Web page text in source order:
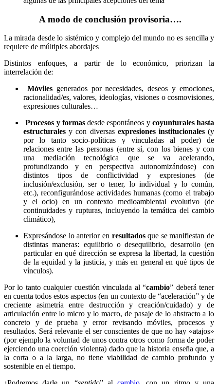
A modo de conclusión provisoria….
La mirada desde lo sistémico y complejo del mundo no es sencilla y
requiere de múltiples abordajes
Distintos enfoques, a partir de lo económico, priorizan la
interrelación de:
Móviles generados por necesidades, deseos y emociones,
racionalidad/es, valores, ideologías, visiones o cosmovisiones,
expresiones culturales…
Procesos y formas desde espontáneos y coyunturales hasta
estructuralesy con diversas expresiones institucionales(y
por lo tanto socio-políticas y vinculadas al poder) de
relaciones entre las personas (entre sí, con los bienes y con
una mediación tecnológica que se va acelerando,
profundizando y en perspectiva autonomizándose) con
distintos tipos de conflictividad y expresiones (de
inclusión/exclusión, ser o tener, lo individual y lo común,
etc.), reconfigurándose actividades humanas (como el trabajo
y el ocio) en un contexto medioambiental evolutivo (de
continuidades y rupturas, incluyendo la temática del cambio
climático),
Expresándose lo anterior en resultadosque se manifiestan de
distintas maneras: equilibrio o desequilibrio, desarrollo (en
particular en qué dirección se expresa la libertad, la cuestión
de la equidad y la justicia, y más en general en qué tipos de
vínculos).
Por lo tanto cualquier cuestión vinculada al “cambio” deberá tener
en cuenta todos estos aspectos (en un contexto de “aceleración” y de
creciente asimetría entre destrucción y creación/cuidado) y de
articulación entre lo micro y lo macro, de pasaje de lo abstracto a lo
concreto y de prueba y error revisando móviles, procesos y
resultados. Será relevante el ser conscientes de que no hay «atajos»
(por ejemplo la voluntad de unos contra otros como forma de poder
ejerciendo una coerción violenta) dado que la historia enseña que, a
la corta o a la larga, no tiene viabilidad de cambio profundo y
sostenible en el tiempo.